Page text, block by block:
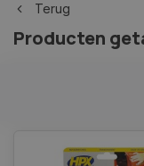
Terug
Producten